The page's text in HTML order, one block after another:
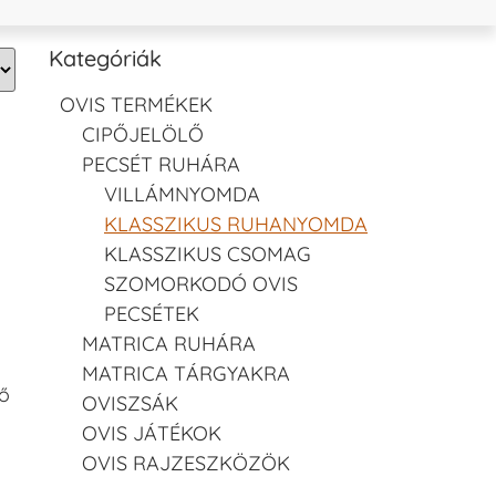
Kategóriák
OVIS TERMÉKEK
CIPŐJELÖLŐ
PECSÉT RUHÁRA
VILLÁMNYOMDA
KLASSZIKUS RUHANYOMDA
KLASSZIKUS CSOMAG
SZOMORKODÓ OVIS
PECSÉTEK
MATRICA RUHÁRA
MATRICA TÁRGYAKRA
OVISZSÁK
OVIS JÁTÉKOK
OVIS RAJZESZKÖZÖK